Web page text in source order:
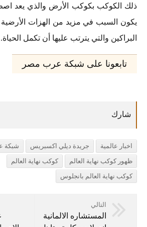
ذلك الكوكب بكوكب الأرض والذي يعد
يكون السبب في مزيد من الهزات الأرضية
البراكين والتي يترتب عليها أن تكمل الحياة.
تابعونا على شبكة عرب مصر
اخبار عالمية جريدة ديلي اكسبريس
شبكة
ظهور كوكب نهاية العالم
كوكب نهاية العالم
كوكب نهاية العالم بانجلوس
التالي
المستشاره الالمانية